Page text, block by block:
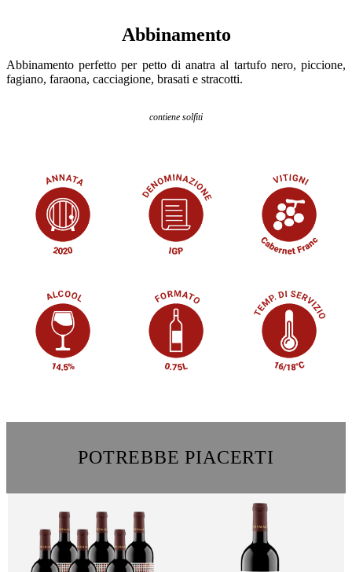
Abbinamento
Abbinamento perfetto per petto di anatra al tartufo nero, piccione,
fagiano, faraona, cacciagione, brasati e stracotti.
contiene solfiti
POTREBBE PIACERTI